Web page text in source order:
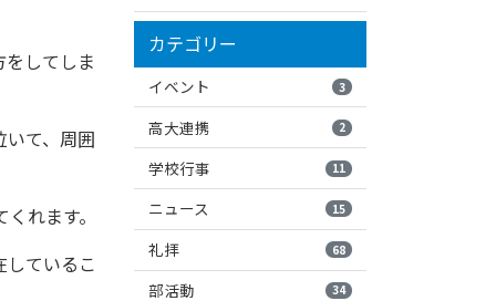
してしま
て、周囲
れます。
ているこ
カテゴリー
イベント 3
高大連携 2
学校行事 11
ニュース 15
礼拝 68
部活動 34